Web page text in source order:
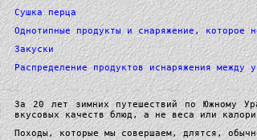
Сушка перца
Однотипные продукты и снаряжение, которое
Закуски
Распределение продуктов иснаряжения между
За 20 лет зимних путешествий по Южному
вкусовых качеств блюд, а не веса или
Походы, которые мы совершаем, длятся,